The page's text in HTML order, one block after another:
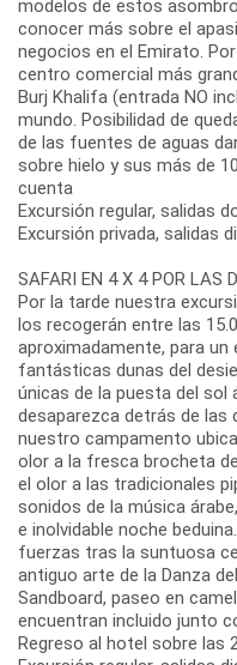
modelos de estos
conocer más sobre el
negocios en el Emirato.
centro comercial más
Burj Khalifa (entrada NO
mundo. Posibilidad de
de las fuentes de aguas
sobre hielo y sus más de
cuenta
Excursión regular, salidas
Excursión privada, salidas
SAFARI EN 4 X 4 POR LAS
Por la tarde nuestra
los recogerán entre las
aproximadamente, para
fantásticas dunas del
únicas de la puesta del sol
desaparezca detrás de las
nuestro campamento
olor a la fresca brocheta
el olor a las tradicionales
sonidos de la música
e inolvidable noche
fuerzas tras la suntuosa
antiguo arte de la Danza
Sandboard, paseo en
encuentran incluido junto
Regreso al hotel sobre las